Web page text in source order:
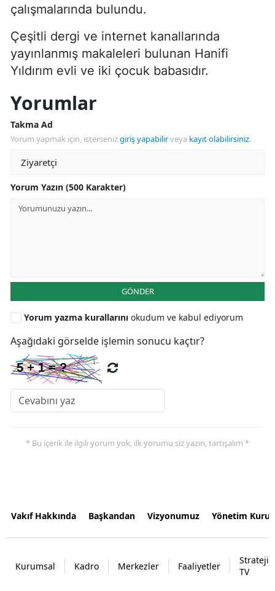
çalışmalarında bulundu.
Çeşitli dergi ve internet kanallarında
yayınlanmış makaleleri bulunan Hanifi
Yıldırım evli ve iki çocuk babasıdır.
Yorumlar
Takma Ad
Yorum yapmak için, istersenizgiriş yapabilirveya kayıt olabilirsiniz.
Yorum Yazın (500 Karakter)
GÖNDER
Yorum yazma kurallarını okudum ve kabul ediyorum
Aşağıdaki görselde işlemin sonucu kaçtır?
* Bu içerik ile ilgili yorum yok, ilk yorumu siz yazın, tartışalım *
Vakıf Hakkında Başkandan Vizyonumuz Yönetim
Kurumsal Kadro Merkezler Faaliyetler
Strateji
TV